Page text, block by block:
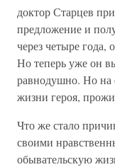
доктор Старцев
предложение и
через четыре
Но теперь уже он
равнодушно. Но на
жизни героя,
Что же стало
своими
обывательскую